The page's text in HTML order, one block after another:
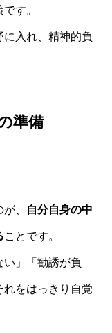
す。
入れ、精神的負
準備
、 自分自身の中
ことです。
い」「勧誘が負
をはっきり自覚